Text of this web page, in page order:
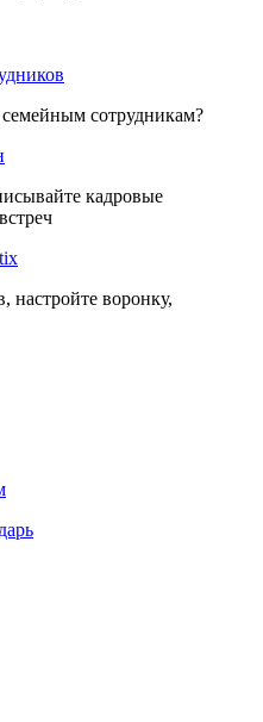
сотрудникам?
кадровые
настройте воронку,